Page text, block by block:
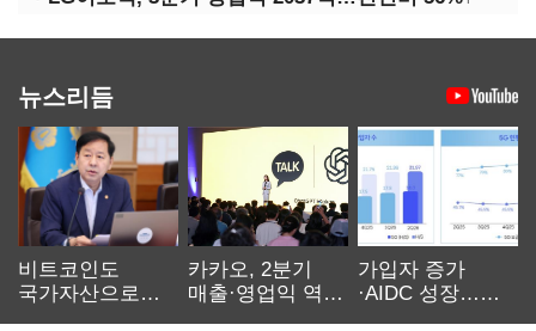
뉴스리듬
비트코인도
국가자산으로…'
카카오, 2분기
매출·영업익 역대
가입자 증가
·AIDC 성장…